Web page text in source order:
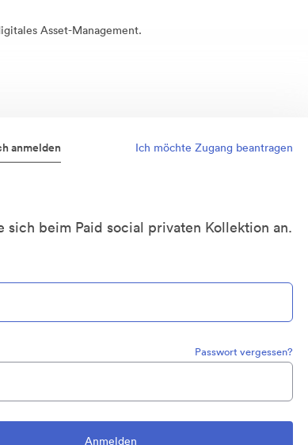
Asset-Management.
anmelden Ich möchte Zugang beantragen
sich beim Paid social privaten Kollektion an.
Passwort vergessen?